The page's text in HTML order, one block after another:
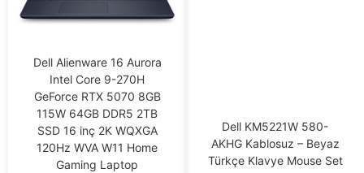
Dell Alienware 16 Aurora
Intel Core 9-270H
GeForce RTX 5070 8GB
115W 64GB DDR5 2TB
SSD 16 inç 2K WQXGA
120Hz WVA W11 Home
Gaming Laptop
Dell KM5221W 580-
AKHG Kablosuz – Beyaz
Türkçe Klavye Mouse Set